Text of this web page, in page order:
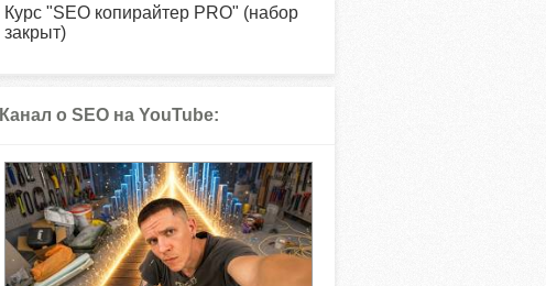
Курс "SEO копирайтер PRO" (набор
закрыт)
Канал о SEO на YouTube: